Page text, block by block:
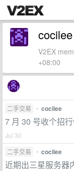
cocilee
V2EX
+08:00
二手交易 • cocilee
7 月 30 号收个招
Jul 30
二手交易
• cocilee
近期出三星服务器